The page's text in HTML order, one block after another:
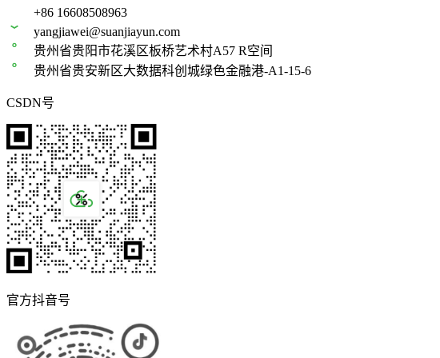
+86 16608508963
yangjiawei@suanjiayun.com
贵州省贵阳市花溪区板桥艺术村A57 R空间
贵州省贵安新区大数据科创城绿色金融港-A1-15-6
CSDN号
官方抖音号